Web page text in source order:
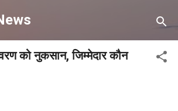
Skip to main content
को नुकसान, जिम्मेदार कौन